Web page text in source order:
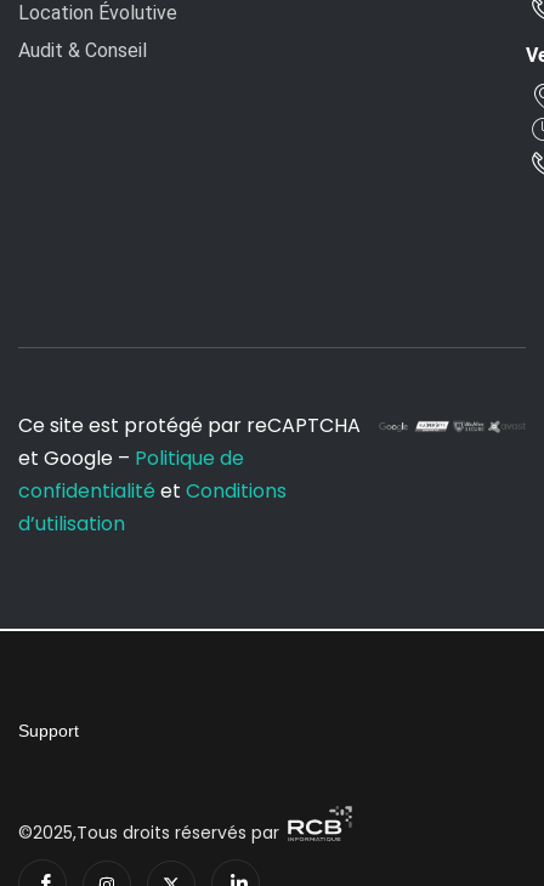
Location Évolutive
Audit & Conseil
Ce site est protégé par reCAPTCHA
et Google – Politique de
confidentialité et Conditions
d’utilisation
Support
©2025,Tous droits réservés par